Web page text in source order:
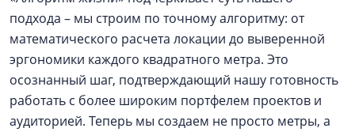
подхода – мы строим по точному алгоритму: от
математического расчета локации до выверенной
эргономики каждого квадратного метра. Это
осознанный шаг, подтверждающий нашу готовность
работать с более широким портфелем проектов и
аудиторией. Теперь мы создаем не просто метры, а